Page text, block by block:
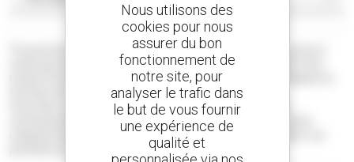
chariots télescopiques
vente par les concessionnaires du réseau Manitou et Gehl. Pour
restez informer n'hésitez pas à créer une alerte personnalisée en
fonction de vos critères de recherche.
Vous êtes concessionnaire ? Cliquez sur le bouton accès
concessionnaire pour voir une sélection de machine en vente
uniquement entre concessionnaire et commencez à poster vos
Nous utilisons des
cookies pour nous
assurer du bon
fonctionnement de
notre site, pour
analyser le trafic dans
le but de vous fournir
une expérience de
qualité et